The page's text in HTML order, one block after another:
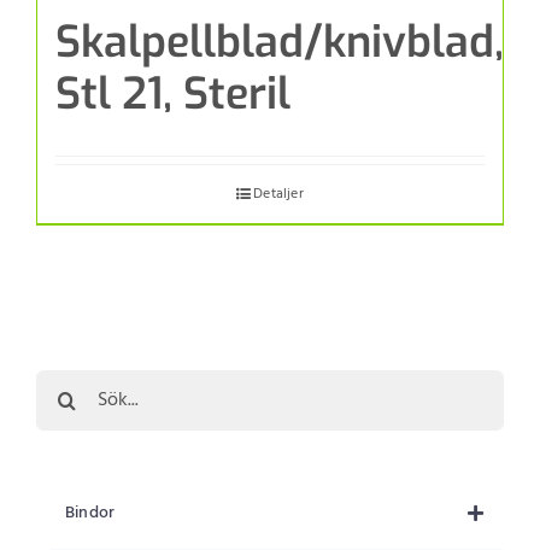
Skalpellblad/knivblad,
Stl 21, Steril
Detaljer
Sök
efter:
Bindor